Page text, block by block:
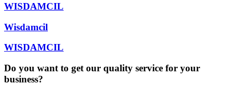
WISDAMCIL
Wisdamcil
WISDAMCIL
Do you want to get our quality service for your
business?